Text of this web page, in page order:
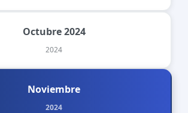
Octubre 2024
2024
Noviembre
2024